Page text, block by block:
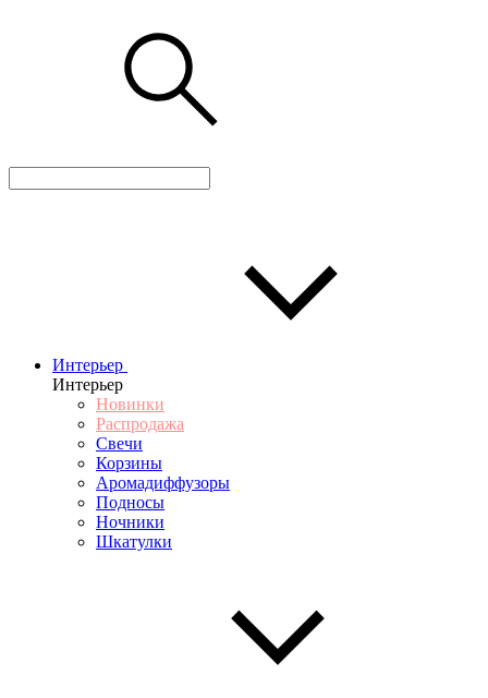
Интерьер
Интерьер
Новинки
Распродажа
Свечи
Корзины
Аромадиффузоры
Подносы
Ночники
Шкатулки